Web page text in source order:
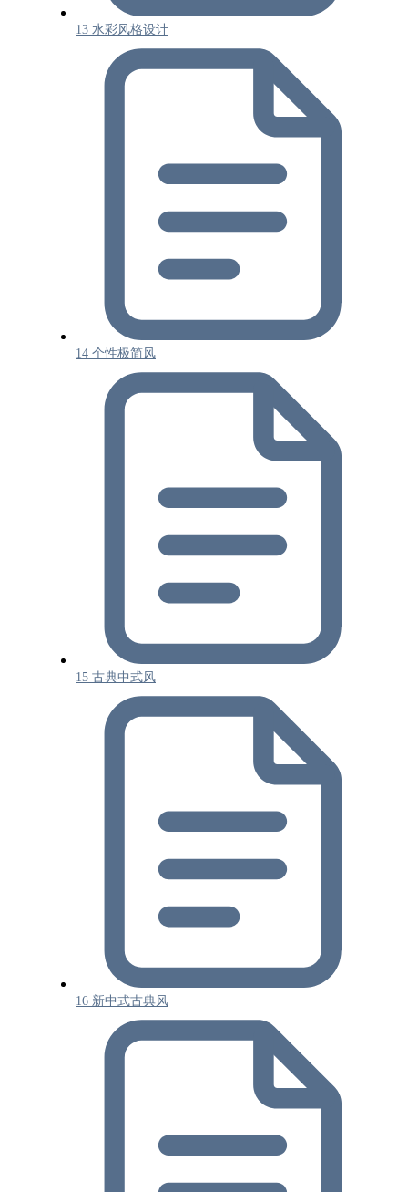
13 水彩风格设计
14 个性极简风
15 古典中式风
16 新中式古典风